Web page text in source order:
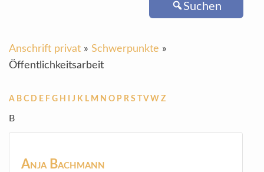
Suchen
Anschrift privat » Schwerpunkte »
Öffentlichkeitsarbeit
A B C D E F G H J K L M N O P R S V W Z
B
Anja Bachmann